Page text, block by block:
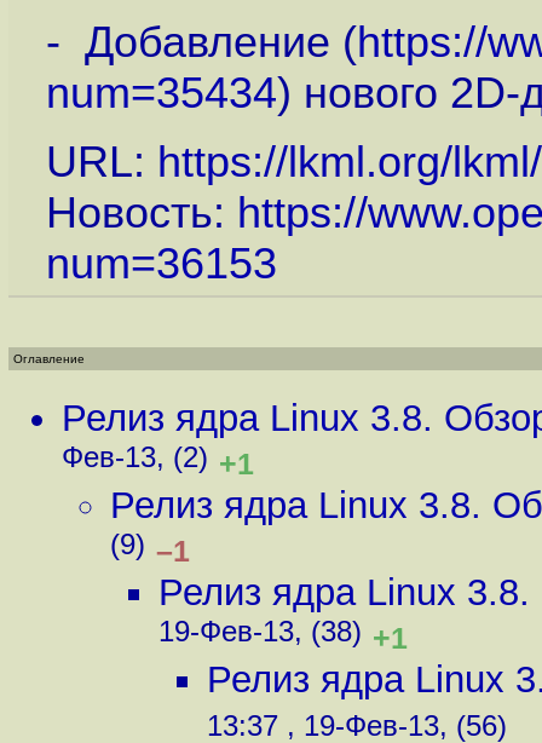
- Добавление (https://
num=35434) нового
URL: https://lkml.org/
Новость: https://
num=36153
Оглавление
Релиз ядра Linux 3.8.
Фев-13, (2) +1
Релиз ядра Linux 3.8.
(9) –1
Релиз ядра Linux
19-Фев-13, (38) +1
Релиз ядра Linux
13:37 , 19-Фев-13, (56)